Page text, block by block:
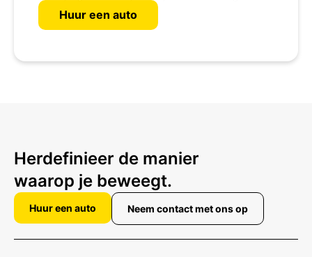
Huur een auto
Herdefinieer de manier
waarop je beweegt.
Huur een auto Neem contact met ons op